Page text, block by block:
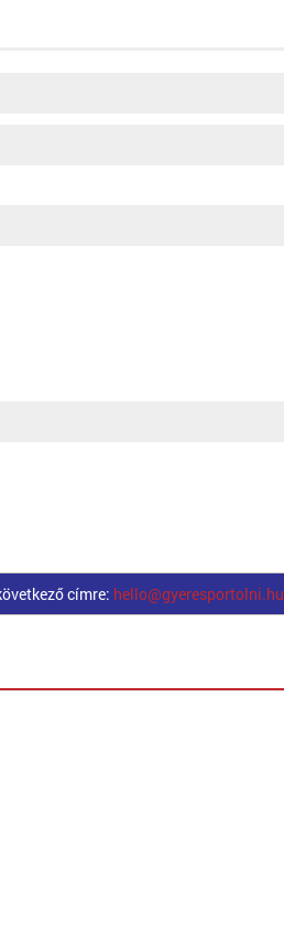
címre: hello@gyeresportolni.hu